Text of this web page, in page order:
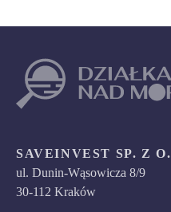
SAVEINVEST SP. Z
ul. Dunin-Wąsowicza 8/9
30-112 Kraków